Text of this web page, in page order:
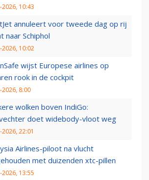
2026, 10:43
annuleert voor tweede dag op rij
naar Schiphol
2026, 10:02
wijst Europese airlines op
rook in de cockpit
2026, 8:00
wolken boven IndiGo:
doet widebody-vloot weg
22:01
Airlines-piloot na vlucht
met duizenden xtc-pillen
2026, 13:55